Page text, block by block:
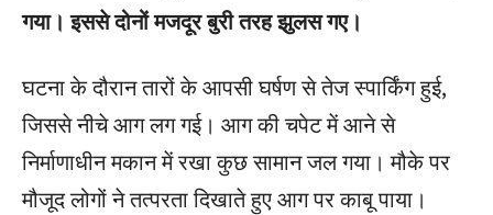
गया। इससे दोनों मजदूर बुरी तरह झुलस गए।
घटना के दौरान तारों के आपसी घर्षण से तेज स्पार्किंग हुई,
जिससे नीचे आग लग गई। आग की चपेट में आने से
निर्माणाधीन मकान में रखा कुछ सामान जल गया। मौके पर
मौजूद लोगों ने तत्परता दिखाते हुए आग पर काबू पाया।